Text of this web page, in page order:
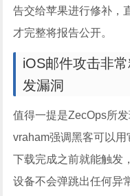
告交给苹果进行修补，
才完整将报告公开。
iOS邮件攻击非
发漏洞
值得一提是ZecOps所
vraham强调黑客可以
下载完成之前就能触发
设备不会弹跳出任何异